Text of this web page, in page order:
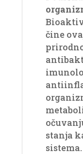
čine
stanja